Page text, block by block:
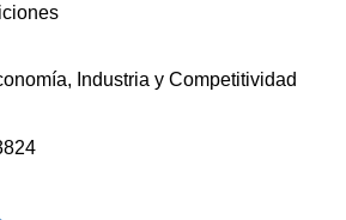
Industria y Competitividad